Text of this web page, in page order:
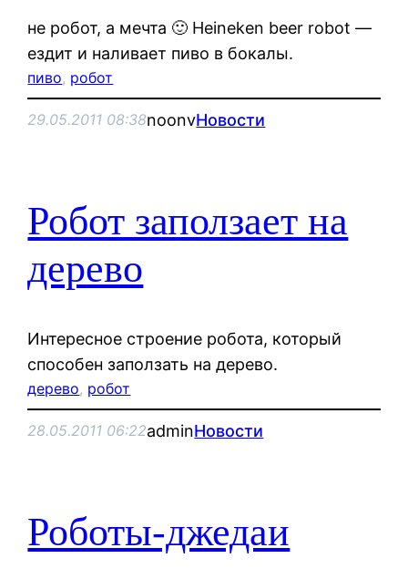
не робот, а мечта 🙂 Heineken beer robot —
ездит и наливает пиво в бокалы.
пиво, робот
29.05.2011 08:38noonvНовости
Робот заползает на
дерево
Интересное строение робота, который
способен заползать на дерево.
дерево, робот
28.05.2011 06:22adminНовости
Роботы-джедаи